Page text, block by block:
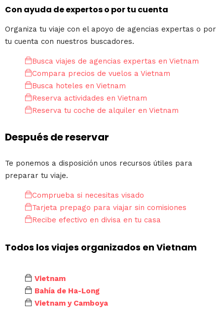
Con ayuda de expertos o por tu cuenta
Organiza tu viaje con el apoyo de agencias expertas o por
tu cuenta con nuestros buscadores.
Busca viajes de agencias expertas en Vietnam
Compara precios de vuelos a Vietnam
Busca hoteles en Vietnam
Reserva actividades en Vietnam
Reserva tu coche de alquiler en Vietnam
Después de reservar
Te ponemos a disposición unos recursos útiles para
preparar tu viaje.
Comprueba si necesitas visado
Tarjeta prepago para viajar sin comisiones
Recibe efectivo en divisa en tu casa
Todos los viajes organizados en Vietnam
Vietnam
Bahía de Ha-Long
Vietnam y Camboya